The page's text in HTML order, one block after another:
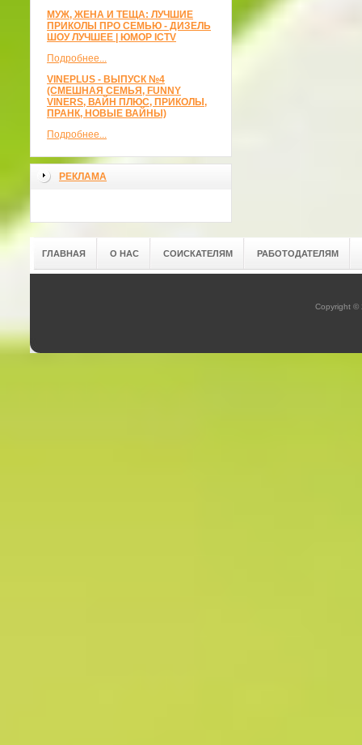
МУЖ, ЖЕНА И ТЕЩА: ЛУЧШИЕ
ПРИКОЛЫ ПРО СЕМЬЮ - ДИЗЕЛЬ
ШОУ ЛУЧШЕЕ | ЮМОР ICTV
Подробнее...
VINEPLUS - ВЫПУСК №4
(СМЕШНАЯ СЕМЬЯ, FUNNY
VINERS, ВАЙН ПЛЮС, ПРИКОЛЫ,
ПРАНК, НОВЫЕ ВАЙНЫ)
Подробнее...
РЕКЛАМА
ГЛАВНАЯ О НАС СОИСКАТЕЛЯМ РАБОТОДАТЕЛЯМ
Copyright ©